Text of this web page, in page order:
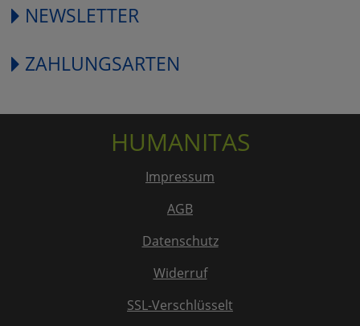
NEWSLETTER
ZAHLUNGSARTEN
HUMANITAS
Impressum
AGB
Datenschutz
Widerruf
SSL-Verschlüsselt